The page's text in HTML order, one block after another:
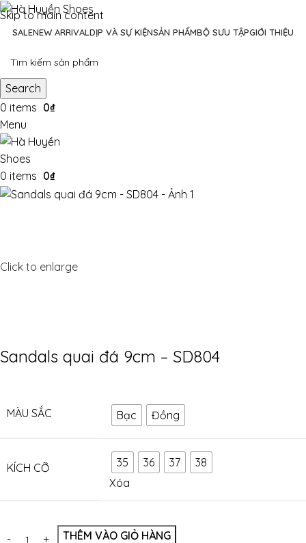
Skip to main content
SALENEW ARRIVALDỊP VÀ SỰ KIỆNSẢN PHẨMBỘ SƯU TẬPGIỚI THIỆU
Search
0 items 0₫
Menu
0 items 0₫
Click to enlarge
Sandals quai đá 9cm – SD804
MÀU SẮC Bạc Đồng
KÍCH CỠ 35 36 37
38
Xóa
THÊM VÀO GIỎ HÀNG